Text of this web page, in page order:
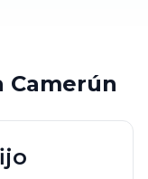
Camerún